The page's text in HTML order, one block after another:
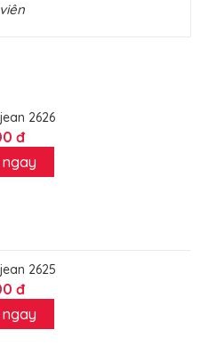
2626
đ
ngay
2625
đ
ngay